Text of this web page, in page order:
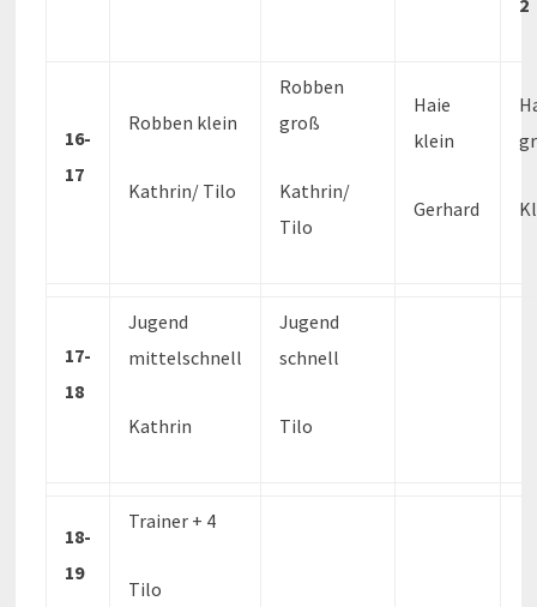
16-
17
Robben klein
Kathrin/ Tilo
Robben
groß
Kathrin/
Tilo
Haie
klein
Gerhard
17-
18
Jugend
mittelschnell
Kathrin
Jugend
schnell
Tilo
18-
19
Trainer + 4
Tilo